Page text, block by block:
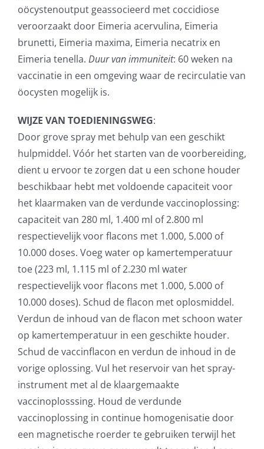
oöcystenoutput geassocieerd met coccidiose
veroorzaakt door Eimeria acervulina, Eimeria
brunetti, Eimeria maxima, Eimeria necatrix en
Eimeria tenella. Duur van immuniteit: 60 weken na
vaccinatie in een omgeving waar de recirculatie van
öocysten mogelijk is.
WIJZE VAN TOEDIENINGSWEG:
Door grove spray met behulp van een geschikt
hulpmiddel. Vóór het starten van de voorbereiding,
dient u ervoor te zorgen dat u een schone houder
beschikbaar hebt met voldoende capaciteit voor
het klaarmaken van de verdunde vaccinoplossing:
capaciteit van 280 ml, 1.400 ml of 2.800 ml
respectievelijk voor flacons met 1.000, 5.000 of
10.000 doses. Voeg water op kamertemperatuur
toe (223 ml, 1.115 ml of 2.230 ml water
respectievelijk voor flacons met 1.000, 5.000 of
10.000 doses). Schud de flacon met oplosmiddel.
Verdun de inhoud van de flacon met schoon water
op kamertemperatuur in een geschikte houder.
Schud de vaccinflacon en verdun de inhoud in de
vorige oplossing. Vul het reservoir van het spray-
instrument met al de klaargemaakte
vaccinoplosssing. Houd de verdunde
vaccinoplossing in continue homogenisatie door
een magnetische roerder te gebruiken terwijl het